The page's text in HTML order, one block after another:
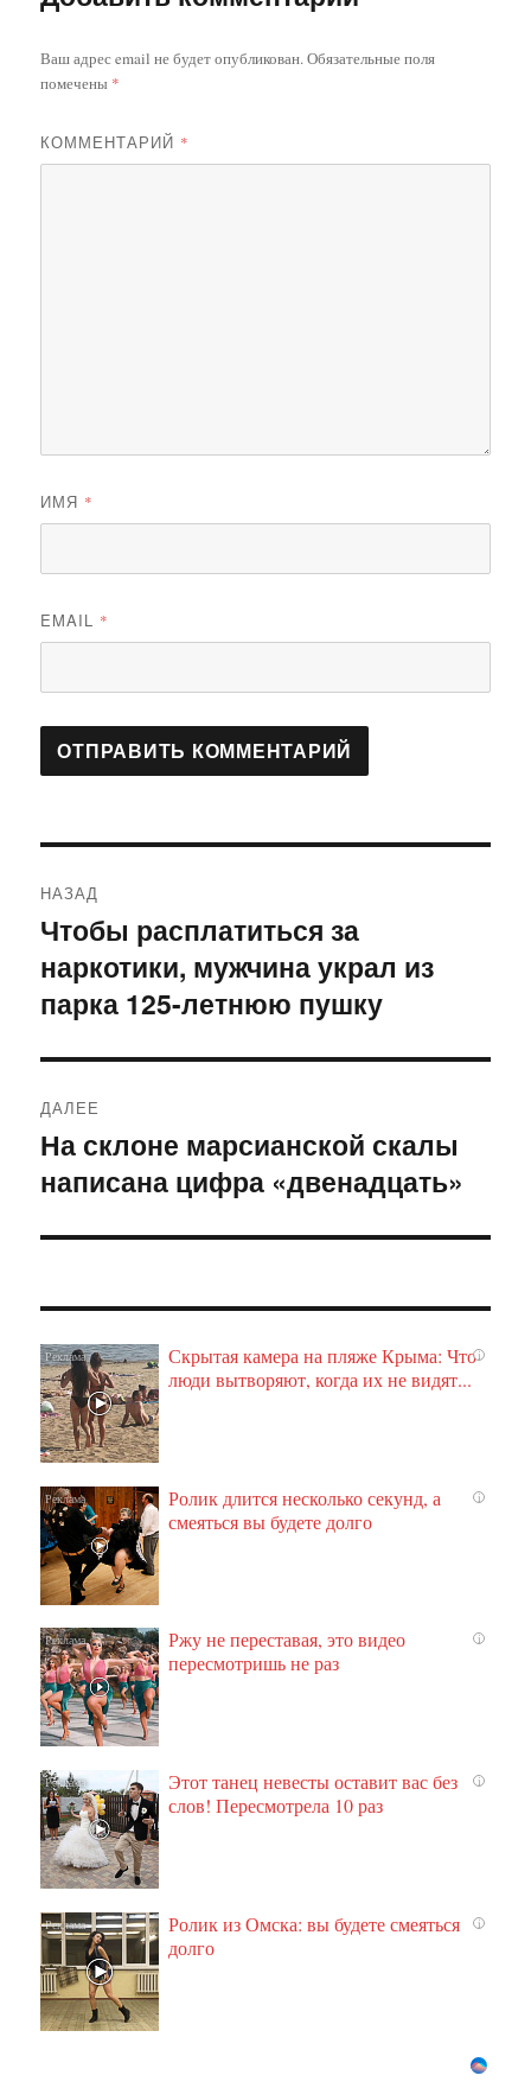
Ваш адрес email не будет опубликован.Обязательные поля
помечены *
КОММЕНТАРИЙ *
ИМЯ *
EMAIL *
по
записям
НАЗАД
Предыдущая
запись:
Чтобы расплатиться за
наркотики, мужчина украл из
парка 125-летнюю пушку
ДАЛЕЕ
Следующая
запись:
На склоне марсианской скалы
написана цифра «двенадцать»
i
Скрытая камера на пляже Крыма: Что
люди вытворяют, когда их не видят...
i
Ролик длится несколько секунд, а
смеяться вы будете долго
i
Ржу не переставая, это видео
пересмотришь не раз
i
Этот танец невесты оставит вас без
слов! Пересмотрела 10 раз
i
Ролик из Омска: вы будете смеяться
долго